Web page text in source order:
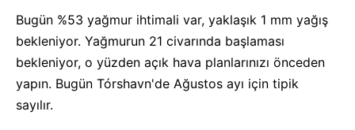
Bugün %53 yağmur ihtimali var, yaklaşık 1 mm yağış
bekleniyor. Yağmurun 21 civarında başlaması
bekleniyor, o yüzden açık hava planlarınızı önceden
yapın. Bugün Tórshavn'de Ağustos ayı için tipik
sayılır.